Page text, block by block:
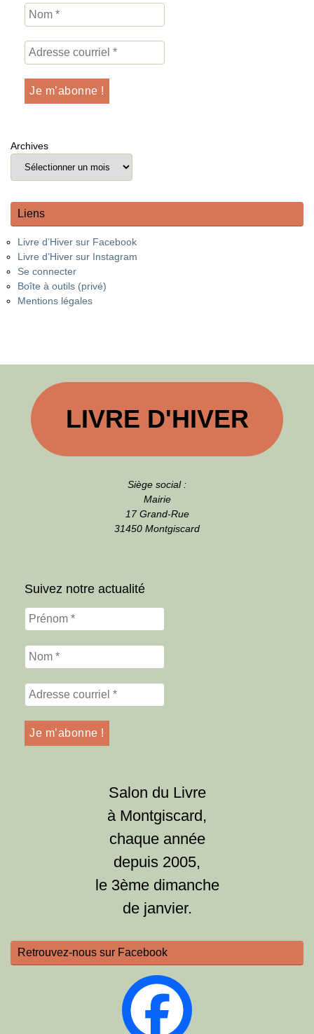
Archives
Liens
Livre d’Hiver sur Facebook
Livre d’Hiver sur Instagram
Se connecter
Boîte à outils (privé)
Mentions légales
LIVRE D'HIVER
Siège social :
Mairie
17 Grand-Rue
31450 Montgiscard
Suivez notre actualité
Salon du Livre
à Montgiscard,
chaque année
depuis 2005,
le 3ème dimanche
de janvier.
Retrouvez-nous sur Facebook